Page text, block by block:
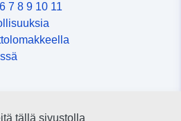
7 8 9 10 11
tällä sivustolla